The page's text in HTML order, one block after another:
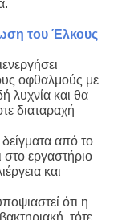
του Έλκους
οφθαλμούς με
λυχνία και θα
διαταραχή
δείγματα από το
στο εργαστήριο
και
ότι η
τότε